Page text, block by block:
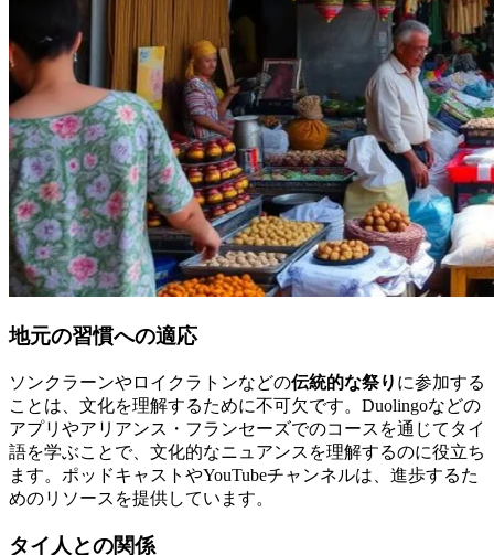
地元の習慣への適応
ソンクラーンやロイクラトンなどの伝統的な祭り に参加する
ことは、文化を理解するために不可欠です。Duolingoなどの
アプリやアリアンス・フランセーズでのコースを通じてタイ
語を学ぶことで、文化的なニュアンスを理解するのに役立ち
ます。ポッドキャストやYouTubeチャンネルは、進歩するた
めのリソースを提供しています。
タイ人との関係